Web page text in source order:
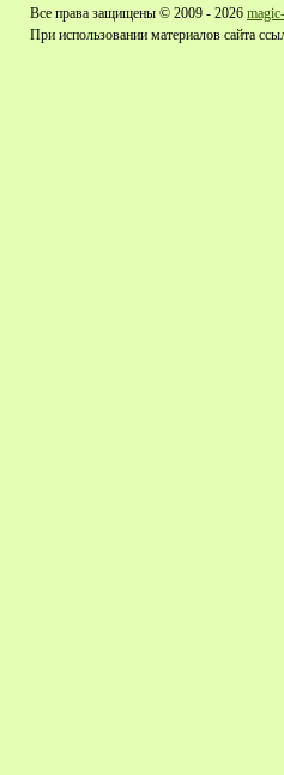
Все права защищены © 2009 - 2026
При использовании материалов сайта